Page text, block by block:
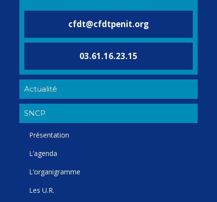
cfdt@cfdtpenit.org
03.61.16.23.15
Actualité
SNCP
Présentation
L’agenda
L’organigramme
Les U.R.